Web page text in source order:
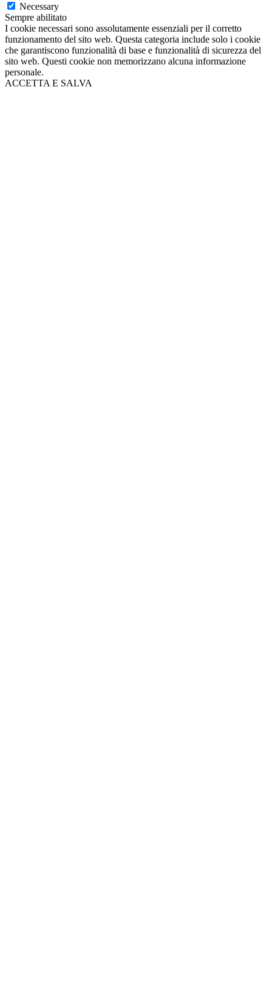
Necessary
Sempre abilitato
I cookie necessari sono assolutamente essenziali per il corretto
funzionamento del sito web. Questa categoria include solo i cookie
che garantiscono funzionalità di base e funzionalità di sicurezza del
sito web. Questi cookie non memorizzano alcuna informazione
personale.
ACCETTA E SALVA